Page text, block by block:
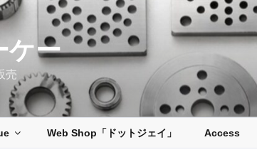
ケー
売
Web Shop「ドットジェイ」 Access